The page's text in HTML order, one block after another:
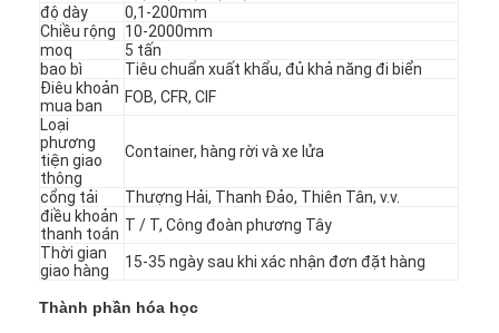
độ dày
0,1-200mm
Chiều rộng
10-2000mm
moq
5 tấn
bao bì
Tiêu chuẩn xuất khẩu, đủ khả năng đi biển
Điêu khoản
mua ban
FOB, CFR, CIF
Loại
phương
tiện giao
thông
Container, hàng rời và xe lửa
cổng tải
Thượng Hải, Thanh Đảo, Thiên Tân, v.v.
điều khoản
thanh toán T / T, Công đoàn phương Tây
Thời gian
giao hàng
15-35 ngày sau khi xác nhận đơn đặt hàng
Thành phần hóa học